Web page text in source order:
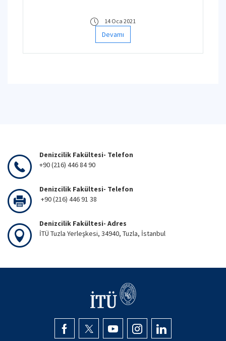
komisyonu sınavı 28.01.2021 Perşembe günü
içinde çevrim içi olarak yapılacaktır.
14 Oca 2021
Devamı
Denizcilik Fakültesi- Telefon
+90 (216) 446 84 90
Denizcilik Fakültesi- Telefon
+90 (216) 446 91 38
Denizcilik Fakültesi- Adres
İTÜ Tuzla Yerleşkesi, 34940, Tuzla, İstanbul